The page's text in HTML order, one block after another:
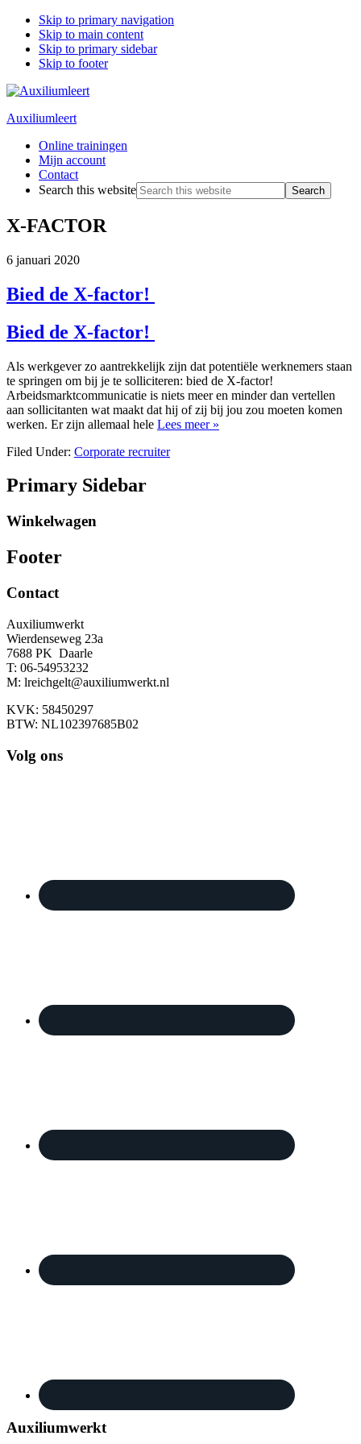
Skip to primary navigation
Skip to main content
Skip to primary sidebar
Skip to footer
Auxiliumleert
Online trainingen
Mijn account
Contact
Search this website
X-FACTOR
6 januari 2020
Bied de X-factor!
Bied de X-factor!
Als werkgever zo aantrekkelijk zijn dat potentiële werknemers staan
te springen om bij je te solliciteren: bied de X-factor!
Arbeidsmarktcommunicatie is niets meer en minder dan vertellen
aan sollicitanten wat maakt dat hij of zij bij jou zou moeten komen
werken. Er zijn allemaal hele Lees meer »
Filed Under: Corporate recruiter
Primary Sidebar
Winkelwagen
Footer
Contact
Auxiliumwerkt
Wierdenseweg 23a
7688 PK Daarle
T: 06-54953232
M: lreichgelt@auxiliumwerkt.nl
KVK: 58450297
BTW: NL102397685B02
Volg ons
Auxiliumwerkt